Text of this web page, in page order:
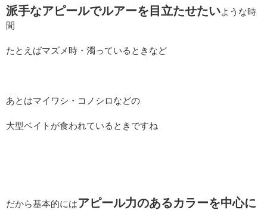
派手なアピールでルアーを目立たせたいような時
間
たとえばマズメ時・濁っているときなど
あとはマイワシ・コノシロなどの
大型ベイトが食われているときですね
だから基本的にはアピール力のあるカラーを中心に